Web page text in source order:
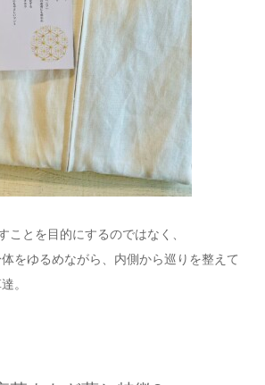
ことを目的にするのではなく、
をゆるめながら、内側から巡りを整えて
。